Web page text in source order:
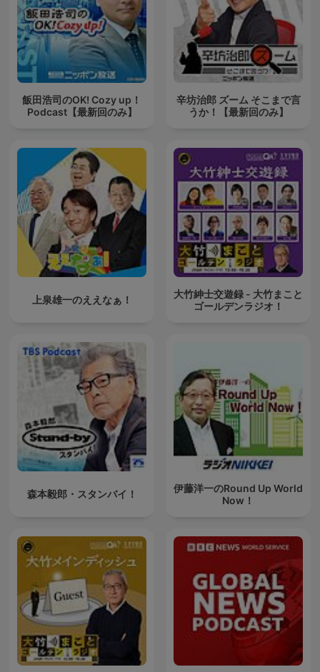
飯田浩司のOK! Cozy up！
Podcast【最新回のみ】
辛坊治郎 ズーム そこまで言
うか！【最新回のみ】
上泉雄一のええなぁ！
大竹紳士交遊録 - 大竹まこと
ゴールデンラジオ！
森本毅郎・スタンバイ！
伊藤洋一のRound Up World
Now！